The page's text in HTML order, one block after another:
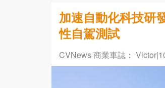
加速自動化科技研
性自駕測試
CVNews 商業車誌： Victor